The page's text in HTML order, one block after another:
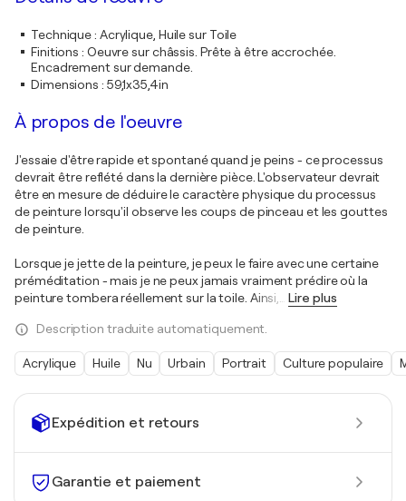
Expédition et retours
Garantie et paiement
Technique: Acrylique, Huile sur Toile
Finitions : Oeuvre sur châssis. Prête à être accrochée.
Encadrement sur demande.
Dimensions : 59,1x35,4in
À propos de l'oeuvre
J'essaie d'être rapide et spontané quand je peins - ce processus
devrait être reflété dans la dernière pièce. L'observateur devrait
être en mesure de déduire le caractère physique du processus
de peinture lorsqu'il observe les coups de pinceau et les gouttes
de peinture.
Lorsque je jette de la peinture, je peux le faire avec une certaine
préméditation - mais je ne peux jamais vraiment prédire où la
peinture tombera réellement sur la toile. Ainsi,
Lire plus
Description traduite automatiquement.
Acrylique Huile Nu Urbain Portrait Culture populaire